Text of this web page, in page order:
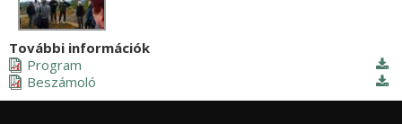
További információk
Program
Beszámoló